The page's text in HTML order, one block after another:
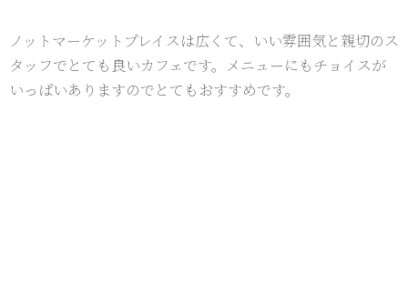
ノットマーケットプレイスは広くて、いい雰囲気と親切のス
タッフでとても良いカフェです。メニューにもチョイスが
いっぱいありますのでとてもおすすめです。